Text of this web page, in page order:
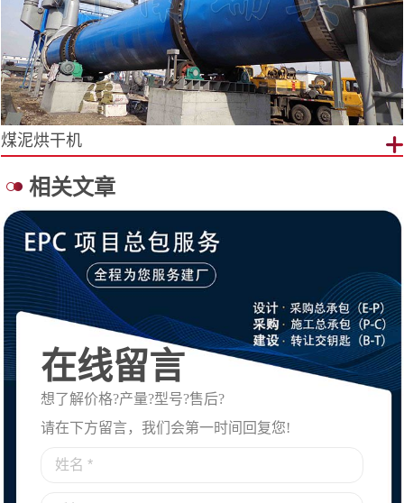
煤泥烘干机
相关文章
在线留言
想了解价格?产量?型号?售后?
请在下方留言，我们会第一时间回复您!